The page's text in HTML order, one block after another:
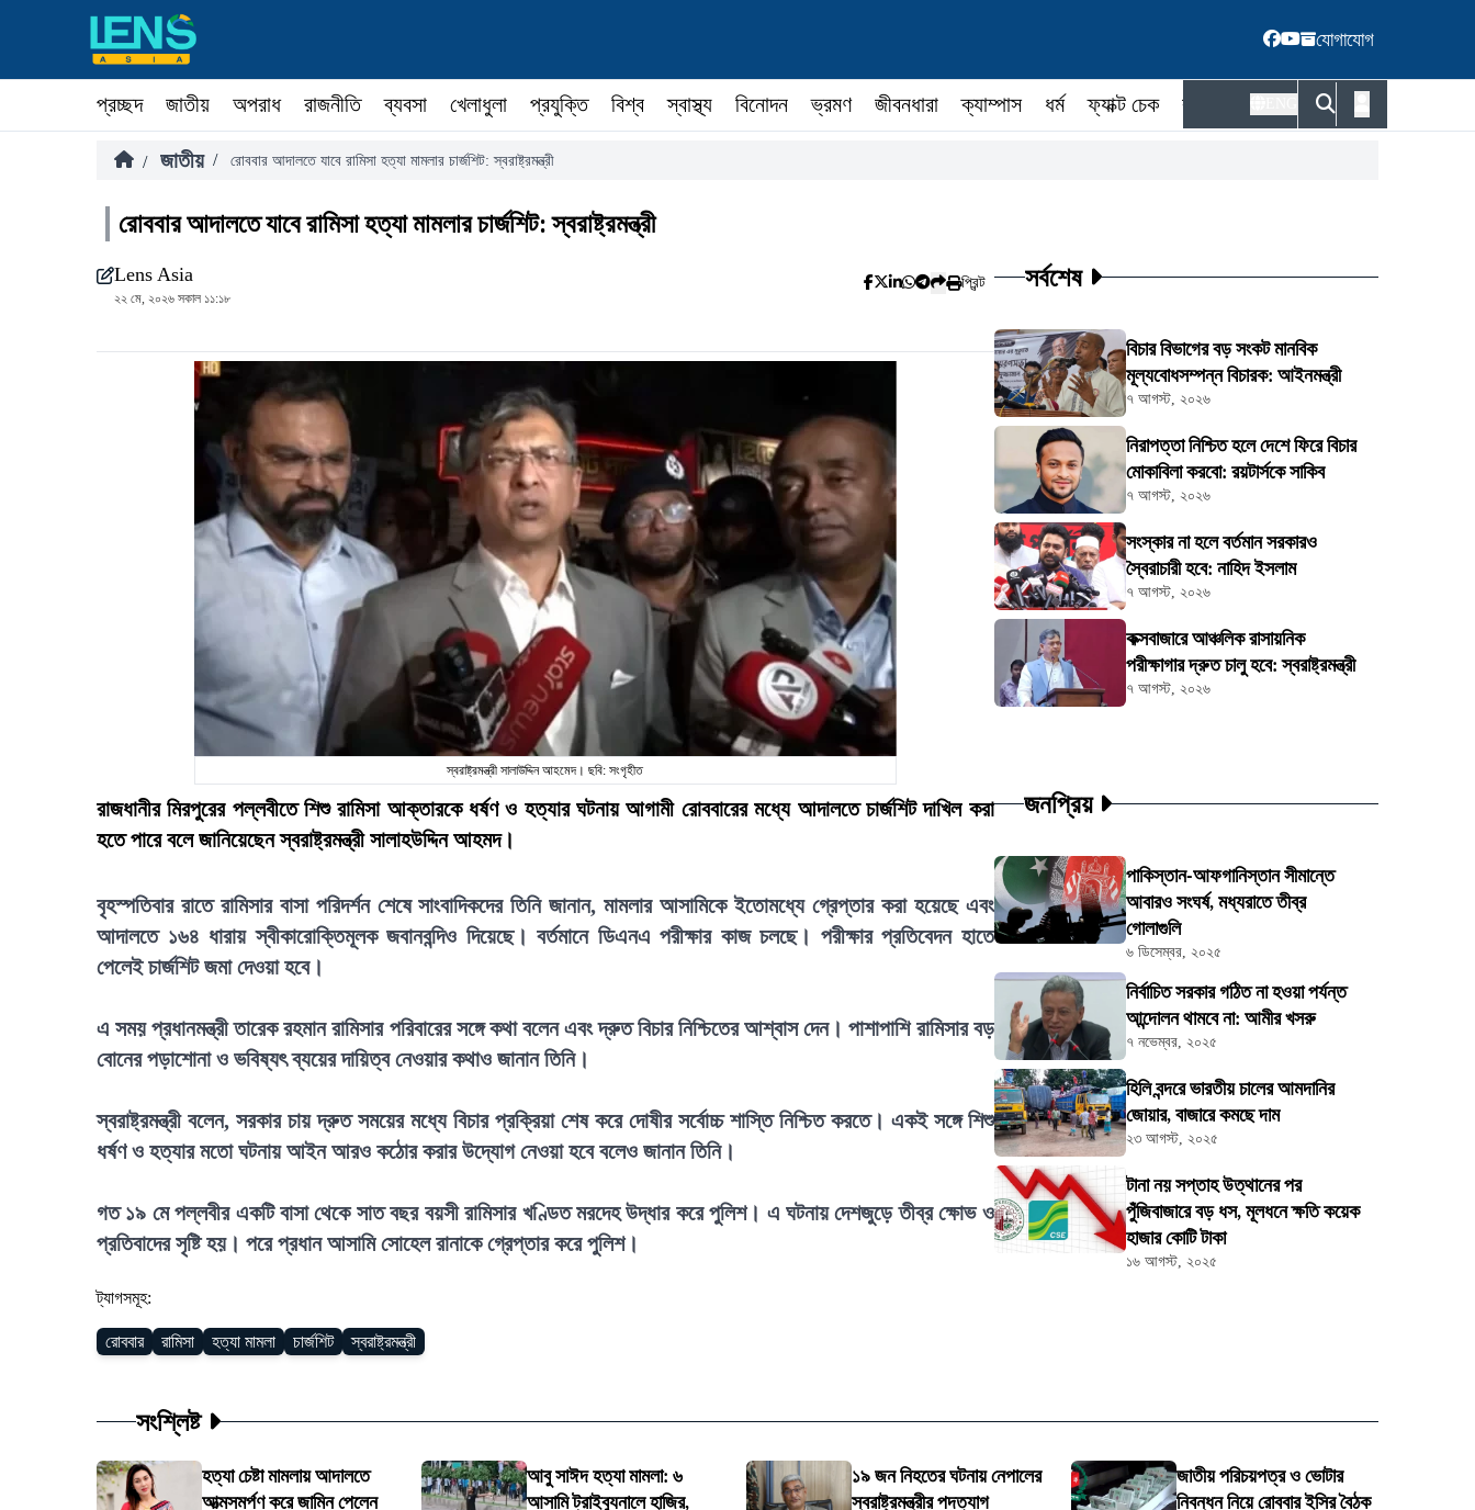
যোগাযোগ
প্রচ্ছদ জাতীয় অপরাধ রাজনীতি ব্যবসা খেলাধুলা প্রযুক্তি বিশ্ব স্বাস্থ্য বিনোদন ভ্রমণ জীবনধারা ক্যাম্পাস ধর্ম ফ্যাক্ট চেক কর্মকর্তা
/ জাতীয় / রোববার আদালতে যাবে রামিসা হত্যা মামলার চার্জশিট: স্বরাষ্ট্রমন্ত্রী
রোববার আদালতে যাবে রামিসা হত্যা মামলার চার্জশিট: স্বরাষ্ট্রমন্ত্রী
Lens Asia
২২ মে, ২০২৬ সকাল ১১:১৮
প্রিন্ট
স্বরাষ্ট্রমন্ত্রী সালাউদ্দিন আহমেদ। ছবি: সংগৃহীত
রাজধানীর মিরপুরের পল্লবীতে শিশু রামিসা আক্তারকে ধর্ষণ ও হত্যার ঘটনায় আগামী রোববারের মধ্যে আদালতে চার্জশিট দাখিল করা
হতে পারে বলে জানিয়েছেন স্বরাষ্ট্রমন্ত্রী সালাহউদ্দিন আহমদ।
বৃহস্পতিবার রাতে রামিসার বাসা পরিদর্শন শেষে সাংবাদিকদের তিনি জানান, মামলার আসামিকে ইতোমধ্যে গ্রেপ্তার করা হয়েছে এবং
আদালতে ১৬৪ ধারায় স্বীকারোক্তিমূলক জবানবন্দিও দিয়েছে। বর্তমানে ডিএনএ পরীক্ষার কাজ চলছে। পরীক্ষার প্রতিবেদন হাতে
পেলেই চার্জশিট জমা দেওয়া হবে।
এ সময় প্রধানমন্ত্রী তারেক রহমান রামিসার পরিবারের সঙ্গে কথা বলেন এবং দ্রুত বিচার নিশ্চিতের আশ্বাস দেন। পাশাপাশি রামিসার বড়
বোনের পড়াশোনা ও ভবিষ্যৎ ব্যয়ের দায়িত্ব নেওয়ার কথাও জানান তিনি।
স্বরাষ্ট্রমন্ত্রী বলেন, সরকার চায় দ্রুত সময়ের মধ্যে বিচার প্রক্রিয়া শেষ করে দোষীর সর্বোচ্চ শাস্তি নিশ্চিত করতে। একই সঙ্গে শিশু
ধর্ষণ ও হত্যার মতো ঘটনায় আইন আরও কঠোর করার উদ্যোগ নেওয়া হবে বলেও জানান তিনি।
গত ১৯ মে পল্লবীর একটি বাসা থেকে সাত বছর বয়সী রামিসার খণ্ডিত মরদেহ উদ্ধার করে পুলিশ। এ ঘটনায় দেশজুড়ে তীব্র ক্ষোভ ও
প্রতিবাদের সৃষ্টি হয়। পরে প্রধান আসামি সোহেল রানাকে গ্রেপ্তার করে পুলিশ।
ট্যাগসমূহ:
রোববার রামিসা হত্যা মামলা চার্জশিট স্বরাষ্ট্রমন্ত্রী
সর্বশেষ
বিচার বিভাগের বড় সংকট মানবিক
মূল্যবোধসম্পন্ন বিচারক: আইনমন্ত্রী
৭ আগস্ট, ২০২৬
নিরাপত্তা নিশ্চিত হলে দেশে ফিরে বিচার
মোকাবিলা করবো: রয়টার্সকে সাকিব
৭ আগস্ট, ২০২৬
সংস্কার না হলে বর্তমান সরকারও
স্বৈরাচারী হবে: নাহিদ ইসলাম
৭ আগস্ট, ২০২৬
কক্সবাজারে আঞ্চলিক রাসায়নিক
পরীক্ষাগার দ্রুত চালু হবে: স্বরাষ্ট্রমন্ত্রী
৭ আগস্ট, ২০২৬
জনপ্রিয়
পাকিস্তান-আফগানিস্তান সীমান্তে
আবারও সংঘর্ষ, মধ্যরাতে তীব্র
গোলাগুলি
৬ ডিসেম্বর, ২০২৫
নির্বাচিত সরকার গঠিত না হওয়া পর্যন্ত
আন্দোলন থামবে না: আমীর খসরু
৭ নভেম্বর, ২০২৫
হিলি বন্দরে ভারতীয় চালের আমদানির
জোয়ার, বাজারে কমছে দাম
২৩ আগস্ট, ২০২৫
টানা নয় সপ্তাহ উত্থানের পর
পুঁজিবাজারে বড় ধস, মূলধনে ক্ষতি কয়েক
হাজার কোটি টাকা
১৬ আগস্ট, ২০২৫
সংশ্লিষ্ট
হত্যা চেষ্টা মামলায় আদালতে
আত্মসমর্পণ করে জামিন পেলেন
আবু সাঈদ হত্যা মামলা: ৬
আসামি ট্রাইব্যুনালে হাজির,
১৯ জন নিহতের ঘটনায় নেপালের
স্বরাষ্ট্রমন্ত্রীর পদত্যাগ
জাতীয় পরিচয়পত্র ও ভোটার
নিবন্ধন নিয়ে রোববার ইসির বৈঠক